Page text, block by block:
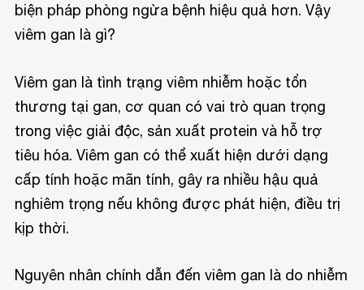
biện pháp phòng ngừa bệnh hiệu quả hơn. Vậy
viêm gan là gì?
Viêm gan là tình trạng viêm nhiễm hoặc tổn
thương tại gan, cơ quan có vai trò quan trọng
trong việc giải độc, sản xuất protein và hỗ trợ
tiêu hóa. Viêm gan có thể xuất hiện dưới dạng
cấp tính hoặc mãn tính, gây ra nhiều hậu quả
nghiêm trọng nếu không được phát hiện, điều trị
kịp thời.
Nguyên nhân chính dẫn đến viêm gan là do nhiễm